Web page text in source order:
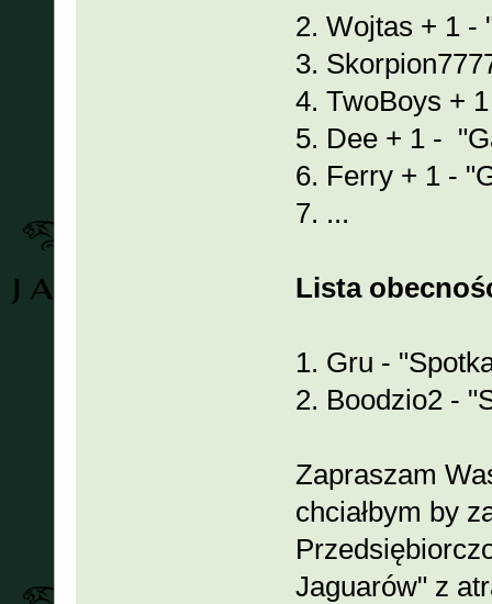
2. Wojtas + 1 -
3.
4. TwoBoys +
5. Dee + 1 -
6. Ferry + 1 -
7. ...
Lista
1. Gru -
2. Boodzio2 -
Zapraszam
chciałbym by
Jaguarów" z